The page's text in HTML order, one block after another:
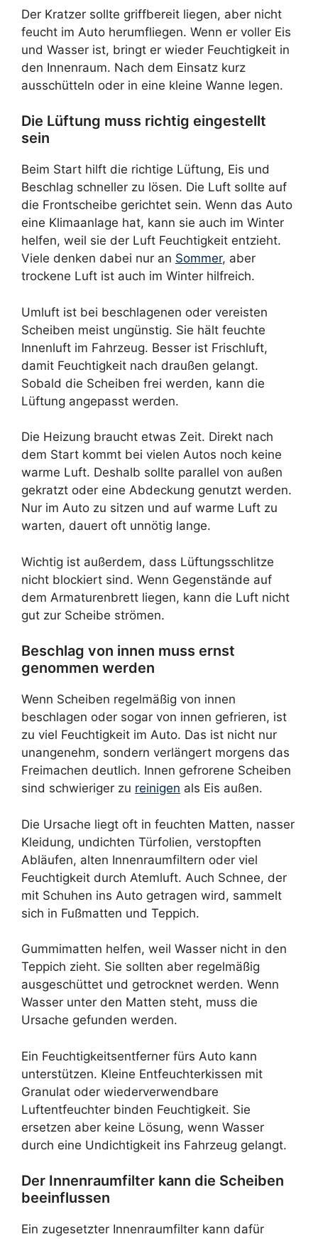
Der Kratzer sollte griffbereit liegen, aber nicht
feucht im Auto herumfliegen. Wenn er voller Eis
und Wasser ist, bringt er wieder Feuchtigkeit in
den Innenraum. Nach dem Einsatz kurz
ausschütteln oder in eine kleine Wanne legen.
Die Lüftung muss richtig eingestellt
sein
Beim Start hilft die richtige Lüftung, Eis und
Beschlag schneller zu lösen. Die Luft sollte auf
die Frontscheibe gerichtet sein. Wenn das Auto
eine Klimaanlage hat, kann sie auch im Winter
helfen, weil sie der Luft Feuchtigkeit entzieht.
Viele denken dabei nur an Sommer, aber
trockene Luft ist auch im Winter hilfreich.
Umluft ist bei beschlagenen oder vereisten
Scheiben meist ungünstig. Sie hält feuchte
Innenluft im Fahrzeug. Besser ist Frischluft,
damit Feuchtigkeit nach draußen gelangt.
Sobald die Scheiben frei werden, kann die
Lüftung angepasst werden.
Die Heizung braucht etwas Zeit. Direkt nach
dem Start kommt bei vielen Autos noch keine
warme Luft. Deshalb sollte parallel von außen
gekratzt oder eine Abdeckung genutzt werden.
Nur im Auto zu sitzen und auf warme Luft zu
warten, dauert oft unnötig lange.
Wichtig ist außerdem, dass Lüftungsschlitze
nicht blockiert sind. Wenn Gegenstände auf
dem Armaturenbrett liegen, kann die Luft nicht
gut zur Scheibe strömen.
Beschlag von innen muss ernst
genommen werden
Wenn Scheiben regelmäßig von innen
beschlagen oder sogar von innen gefrieren, ist
zu viel Feuchtigkeit im Auto. Das ist nicht nur
unangenehm, sondern verlängert morgens das
Freimachen deutlich. Innen gefrorene Scheiben
sind schwieriger zu reinigen als Eis außen.
Die Ursache liegt oft in feuchten Matten, nasser
Kleidung, undichten Türfolien, verstopften
Abläufen, alten Innenraumfiltern oder viel
Feuchtigkeit durch Atemluft. Auch Schnee, der
mit Schuhen ins Auto getragen wird, sammelt
sich in Fußmatten und Teppich.
Gummimatten helfen, weil Wasser nicht in den
Teppich zieht. Sie sollten aber regelmäßig
ausgeschüttet und getrocknet werden. Wenn
Wasser unter den Matten steht, muss die
Ursache gefunden werden.
Ein Feuchtigkeitsentferner fürs Auto kann
unterstützen. Kleine Entfeuchterkissen mit
Granulat oder wiederverwendbare
Luftentfeuchter binden Feuchtigkeit. Sie
ersetzen aber keine Lösung, wenn Wasser
durch eine Undichtigkeit ins Fahrzeug gelangt.
Der Innenraumfilter kann die Scheiben
beeinflussen
Ein zugesetzter Innenraumfilter kann dafür